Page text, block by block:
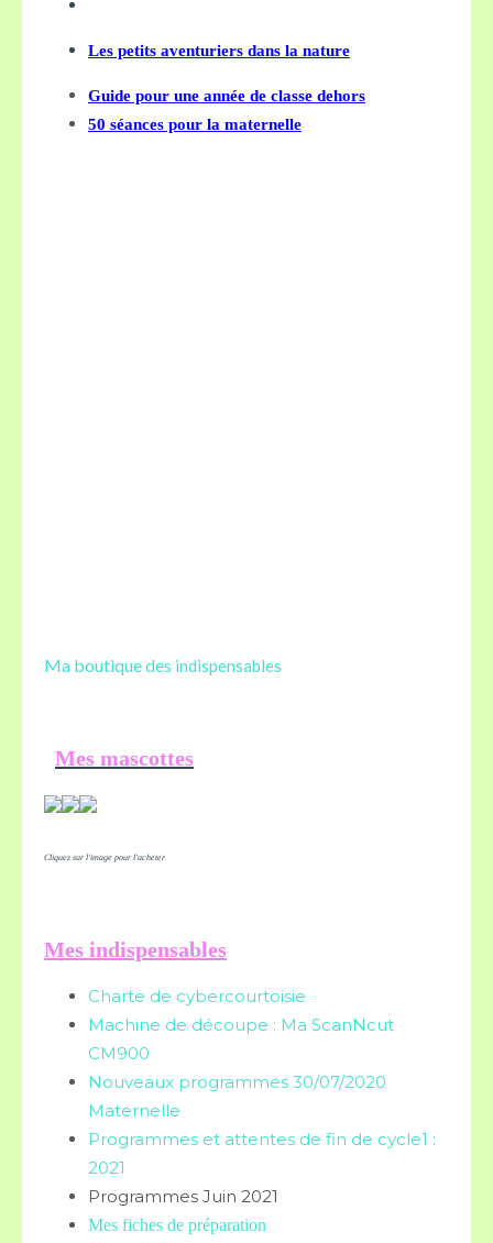
Les petits aventuriers dans la nature
Guide pour une année de classe dehors
50 séances pour la maternelle
Ma boutique des indispensables
Mes mascottes
Cliquez sur l'image pour l'acheter
Mes indispensables
Charte de cybercourtoisie
Machine de découpe : Ma ScanNcut
CM900
Nouveaux programmes 30/07/2020
Maternelle
Programmes et attentes de fin de cycle1 :
2021
Programmes Juin 2021
Mes fiches de préparation